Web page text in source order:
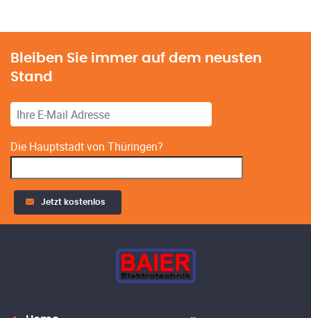
Bleiben Sie immer auf dem neusten
Stand
Die Hauptstadt von Thüringen?
Jetzt kostenlos